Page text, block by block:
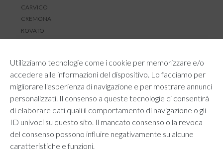
Utilizziamo tecnologie come i cookie per memorizzare e/o
accedere alle informazioni del dispositivo. Lo facciamo per
migliorare l'esperienza di navigazione e per mostrare annunci
personalizzati. Il consenso a queste tecnologie ci consentirà
di elaborare dati quali il comportamento di navigazione o gli
ID univoci su questo sito. Il mancato consenso o la revoca
del consenso possono influire negativamente su alcune
caratteristiche e funzioni.
CARVICO
CREMONA
ROVATO
RESI E RIMBORSI
REGOLAMENTO LOYALTY
CONTATTACI